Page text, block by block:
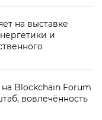
на выставке
и
Blockchain Forum
вовлечённость